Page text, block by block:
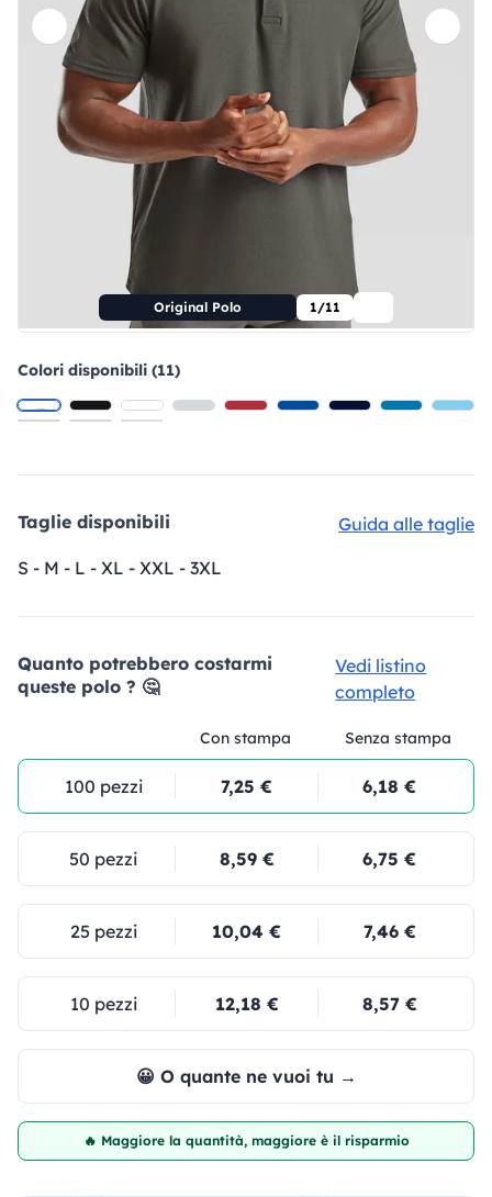
Original Polo 1/11
Colori disponibili (11)
Taglie disponibili
Guida alle taglie
S - M - L - XL - XXL - 3XL
Quanto potrebbero costarmi
queste polo ? 🤔
Vedi listino
completo
Con stampa Senza stampa
100 pezzi 7,25 € 6,18 €
50 pezzi 8,59 € 6,75 €
25 pezzi 10,04 € 7,46 €
10 pezzi 12,18 € 8,57 €
😀 O quante ne vuoi tu →
🔥 Maggiore la quantità, maggiore è il risparmio